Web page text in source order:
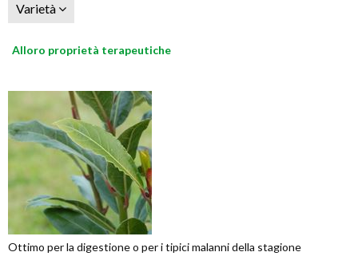
Varietà
Alloro proprietà terapeutiche
Ottimo per la digestione o per i tipici malanni della stagione